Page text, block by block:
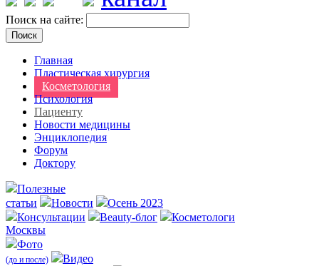
Поиск на сайте:
Главная
Пластическая хирургия
Косметология
Психология
Пациенту
Новости медицины
Энциклопедия
Форум
Доктору
Полезные
статьи
Новости
Осень 2023
Консультации
Beauty-блог
Косметологи
Москвы
Фото
(до и после) Видео